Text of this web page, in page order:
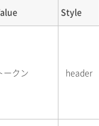
Style
ークン header